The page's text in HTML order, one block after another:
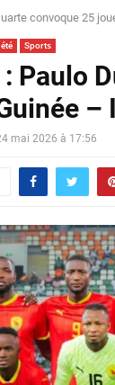
convoque 25
Sports
Paulo
–
mai 2026 à 17:56